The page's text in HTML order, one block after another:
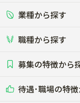
関東
東海
正社員
短期アルバイト
その他（独立・副業な
業種から探す
畜産（酪農･肉
酪農
する牧場
職種から探す
農場･牧場･現場職
募集の特徴から
未経験歓迎
待遇･職場の特